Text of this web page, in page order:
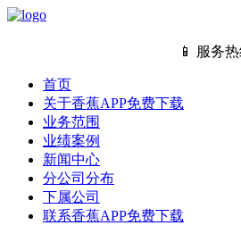
📱 服务热线
首页
关于香蕉APP免费下载
业务范围
业绩案例
新闻中心
分公司分布
下属公司
联系香蕉APP免费下载